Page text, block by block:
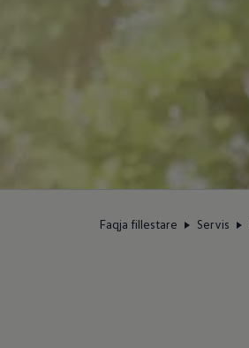
Faqja fillestare Servis